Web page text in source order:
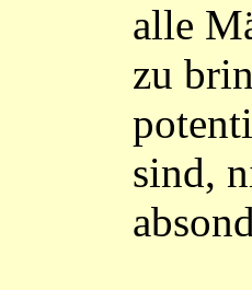
alle
zu
sind,